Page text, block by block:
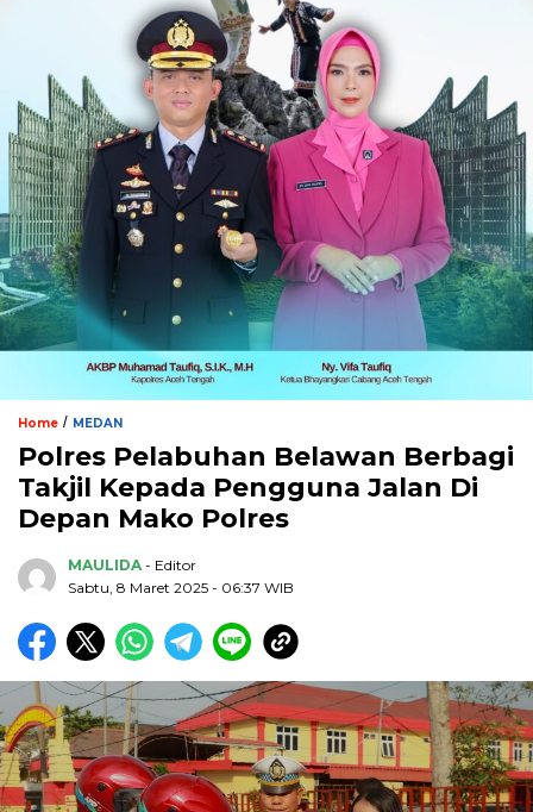
Home / MEDAN
Polres Pelabuhan Belawan Berbagi
Takjil Kepada Pengguna Jalan Di
Depan Mako Polres
MAULIDA - Editor
Sabtu, 8 Maret 2025 - 06:37 WIB